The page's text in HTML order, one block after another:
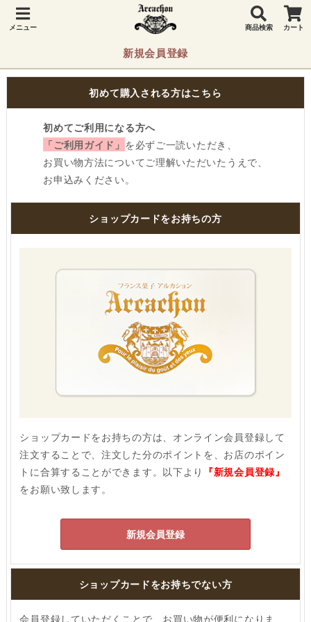
メニュー 商品検索 カート
新規会員登録
初めて購入される方はこちら
初めてご利用になる方へ
「ご利用ガイド」 を必ずご一読いただき、
お買い物方法についてご理解いただいたうえで、
お申込みください。
ショップカードをお持ちの方
ショップカードをお持ちの方は、オンライン会員登録して
注文することで、注文した分のポイントを、お店のポイン
トに合算することができます。以下より 『新規会員登録』
をお願い致します。
新規会員登録
ショップカードをお持ちでない方
会員登録していただくことで、お買い物が便利になりま